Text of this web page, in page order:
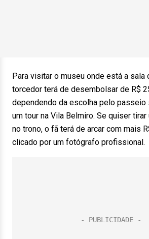
Para visitar o museu onde está a sala
torcedor terá de desembolsar de R$
dependendo da escolha pelo
um tour na Vila Belmiro. Se quiser
no trono, o fã terá de arcar com mais
clicado por um fotógrafo profissional.